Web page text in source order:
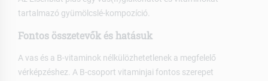
tartalmazó gyümölcslé-kompozíció.
Fontos összetevők és hatásuk
A vas és a B-vitaminok nélkülözhetetlenek a megfelelő
vérképzéshez. A B-csoport vitaminjai fontos szerepet